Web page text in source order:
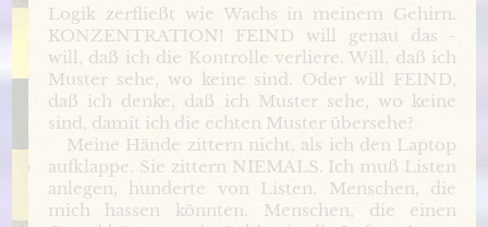
Logik zerfließt wie Wachs in meinem Gehirn.
KONZENTRATION! FEIND will genau das -
will, daß ich die Kontrolle verliere. Will, daß ich
Muster sehe, wo keine sind. Oder will FEIND,
daß ich denke, daß ich Muster sehe, wo keine
sind, damit ich die echten Muster übersehe?
Meine Hände zittern nicht, als ich den Laptop
aufklappe. Sie zittern NIEMALS. Ich muß Listen
anlegen, hunderte von Listen. Menschen, die
mich hassen könnten. Menschen, die einen